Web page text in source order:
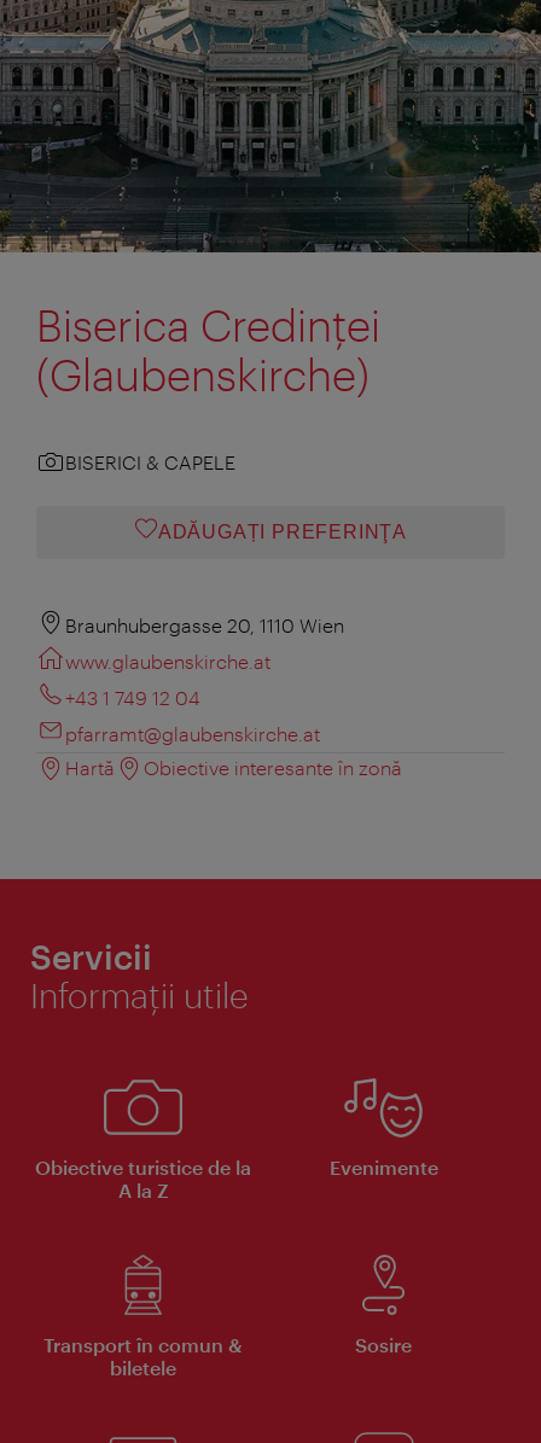
Biserica Credinţei
(Glaubenskirche)
BISERICI & CAPELE
ADĂUGAȚI PREFERINŢA
Braunhubergasse 20, 1110 Wien
www.glaubenskirche.at
+43 1 749 12 04
pfarramt@glaubenskirche.at
Hartă
Obiective interesante în zonă
Servicii
Informaţii utile
Obiective turistice de la
A la Z
Evenimente
Transport în comun &
biletele
Sosire